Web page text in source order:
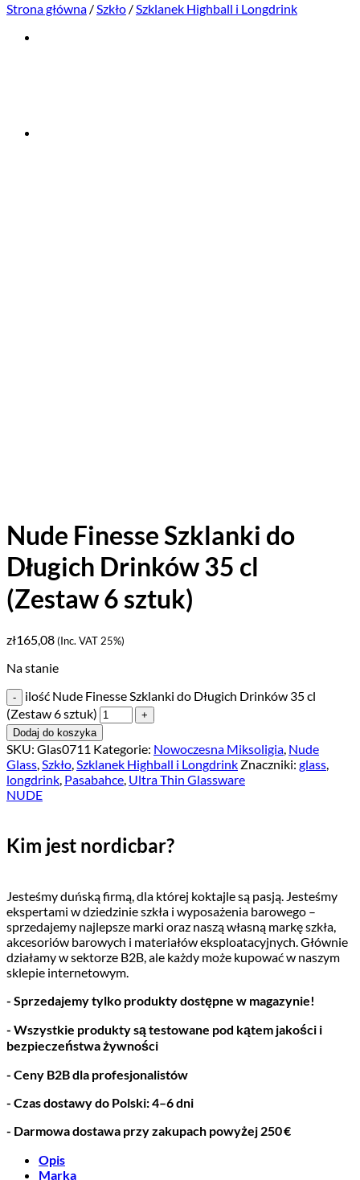
Strona główna /Szkło /Szklanek Highball i Longdrink
Nude Finesse Szklanki do
Długich Drinków 35 cl
(Zestaw 6 sztuk)
zł165,08(Inc. VAT 25%)
Na stanie
ilość Nude Finesse Szklanki do Długich Drinków 35 cl
(Zestaw 6 sztuk)
Dodaj do koszyka
SKU: Glas0711 Kategorie: Nowoczesna Miksoligia, Nude
Glass,Szkło,Szklanek Highball i Longdrink Znaczniki: glass,
longdrink, Pasabahce, Ultra Thin Glassware
NUDE
Kim jest nordicbar?
Jesteśmy duńską firmą, dla której koktajle są pasją. Jesteśmy
ekspertami w dziedzinie szkła i wyposażenia barowego –
sprzedajemy najlepsze marki oraz naszą własną markę szkła,
akcesoriów barowych i materiałów eksploatacyjnych. Głównie
działamy w sektorze B2B, ale każdy może kupować w naszym
sklepie internetowym.
- Sprzedajemy tylko produkty dostępne w magazynie!
- Wszystkie produkty są testowane pod kątem jakości i
bezpieczeństwa żywności
- Ceny B2B dla profesjonalistów
- Czas dostawy do Polski: 4–6 dni
- Darmowa dostawa przy zakupach powyżej 250 €
Opis
Marka